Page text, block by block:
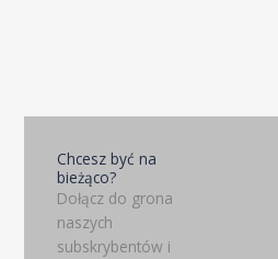
Chcesz być na
bieżąco?
Dołącz do grona
naszych
subskrybentów i